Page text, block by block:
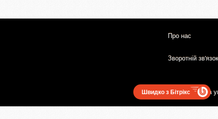
Про нас
Зворотній зв'язок
Користувацька
Швидко з Бітрікс